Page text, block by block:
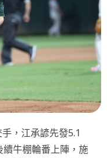
，江承諺先發5.1
牛棚輪番上陣，施